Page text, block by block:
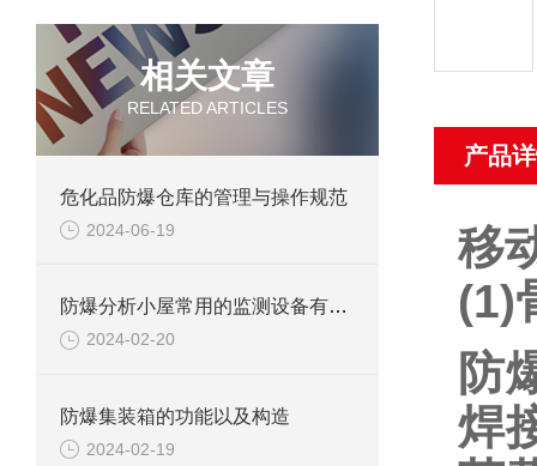
相关文章
RELATED ARTICLES
危化品防爆仓库的管理与操作规范
2024-06-19
防爆分析小屋常用的监测设备有哪些
2024-02-20
防爆集装箱的功能以及构造
2024-02-19
产品
移
(1)
防
焊